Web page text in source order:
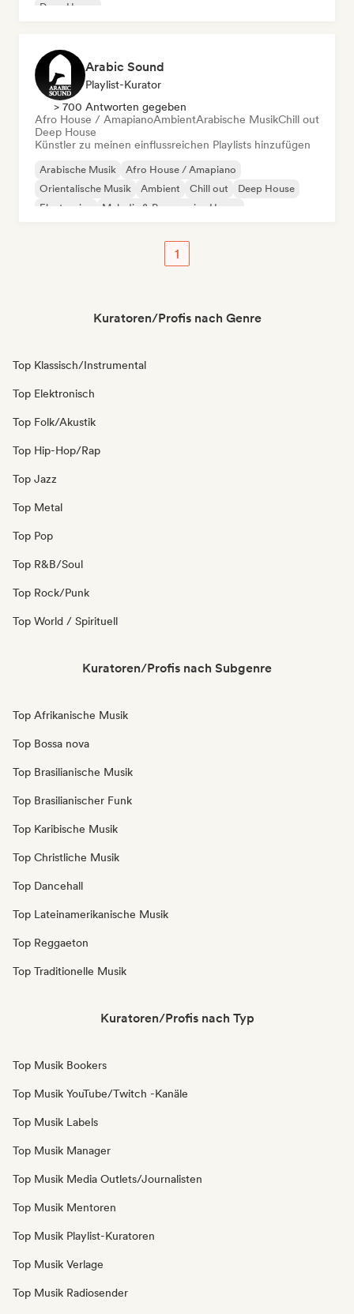
Deep House
Arabic Sound
Playlist-Kurator
> 700 Antworten gegeben
Afro House / AmapianoAmbientArabische MusikChill out
Deep House
Künstler zu meinen einflussreichen Playlists hinzufügen
Arabische Musik
Afro House / Amapiano
Orientalische Musik
Ambient Chill out
Deep House
Electronica
Melodic & Progressive House
1
Kuratoren/Profis nach Genre
Top Klassisch/Instrumental
Top Elektronisch
Top Folk/Akustik
Top Hip-Hop/Rap
Top Jazz
Top Metal
Top Pop
Top R&B/Soul
Top Rock/Punk
Top World / Spirituell
Kuratoren/Profis nach Subgenre
Top Afrikanische Musik
Top Bossa nova
Top Brasilianische Musik
Top Brasilianischer Funk
Top Karibische Musik
Top Christliche Musik
Top Dancehall
Top Lateinamerikanische Musik
Top Reggaeton
Top Traditionelle Musik
Kuratoren/Profis nach Typ
Top Musik Bookers
Top Musik YouTube/Twitch -Kanäle
Top Musik Labels
Top Musik Manager
Top Musik Media Outlets/Journalisten
Top Musik Mentoren
Top Musik Playlist-Kuratoren
Top Musik Verlage
Top Musik Radiosender